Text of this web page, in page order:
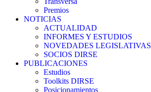
Premios
NOTICIAS
ACTUALIDAD
INFORMES Y ESTUDIOS
NOVEDADES LEGISLATIVAS
SOCIOS DIRSE
PUBLICACIONES
Estudios
Toolkits DIRSE
Posicionamientos